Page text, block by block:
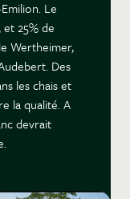
Le
25% de
Wertheimer,
Des
les chais et
la qualité. A
devrait